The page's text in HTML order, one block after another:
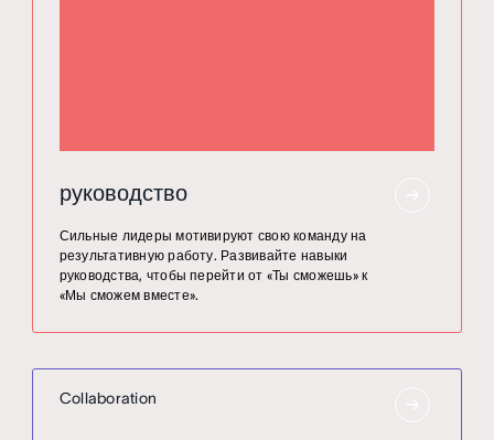
руководство
Сильные лидеры мотивируют свою команду на
результативную работу. Развивайте навыки
руководства, чтобы перейти от «Ты сможешь» к
«Мы сможем вместе».
Collaboration